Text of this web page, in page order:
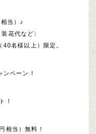
当）♪
花代など〉
名様以上）限定。
ペーン！
！
相当）無料！